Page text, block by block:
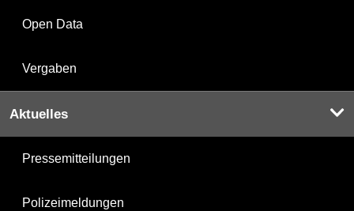
Open Data
Vergaben
Aktuelles
Pressemitteilungen
Polizeimeldungen